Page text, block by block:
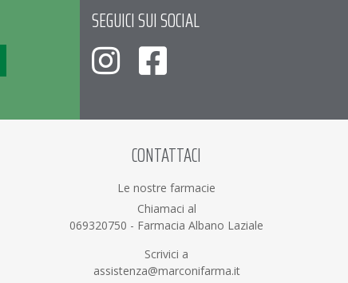
SEGUICI SUI SOCIAL
CONTATTACI
Le nostre farmacie
Chiamaci al
069320750 - Farmacia Albano Laziale
Scrivici a
assistenza@marconifarma.it